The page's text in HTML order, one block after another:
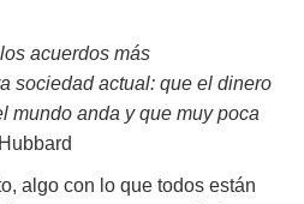
acuerdos más
sociedad actual: que el dinero
mundo anda y que muy poca
algo con lo que todos están